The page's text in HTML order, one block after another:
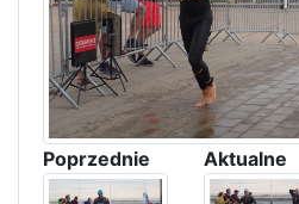
Poprzednie Aktualne